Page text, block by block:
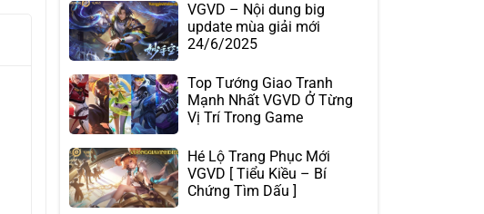
VGVD – Nội dung big
update mùa giải mới
24/6/2025
Top Tướng Giao Tranh
Mạnh Nhất VGVD Ở Từng
Vị Trí Trong Game
Hé Lộ Trang Phục Mới
VGVD [ Tiểu Kiều – Bí
Chứng Tìm Dấu ]